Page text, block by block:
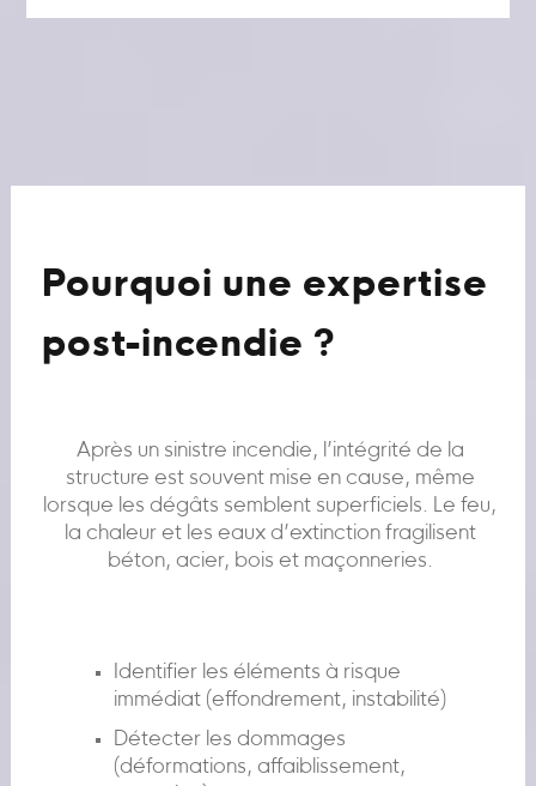
Pourquoi une expertise
post-incendie ?
Après un sinistre incendie, l’intégrité de la
structure est souvent mise en cause, même
lorsque les dégâts semblent superficiels. Le feu,
la chaleur et les eaux d’extinction fragilisent
béton, acier, bois et maçonneries.
Identifier les éléments à risque
immédiat (effondrement, instabilité)
Détecter les dommages
(déformations, affaiblissement,